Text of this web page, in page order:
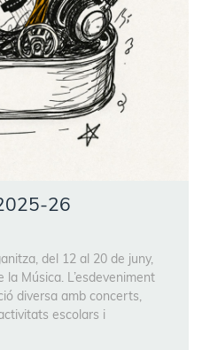
26
del 12 al 20 de juny,
Música. L’esdeveniment
diversa amb concerts,
escolars i